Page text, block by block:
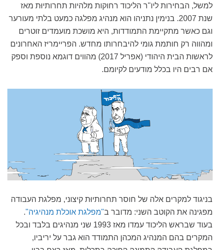
למשל, הבחירות ליו"ר הליכוד רחוקות מלהיות תחרותיוּת מאז
שנת 2007. בנימין נתניהו הוא מנהיג מפלגה כמעט בלתי מעורער
וגם כאשר מתקיימת התמודדות, היא מושכת מועמדים זוטרים
ומהווה רק חותמת גומי להיבחרותו מחדש. הפריימריז האחרונים
לראשות הבית היהודי (אפריל 2017) מהווים דוגמא נוספת וספק
אם רבים היו בכלל מודעים לקיומם.
בניגוד למקרים אלה של חוסר תחרותיוּת קיצוני, מפלגת העבודה
מפגינה את הקוטב השני: מדובר ב"מפלגת אוכלת מנהיגיה".
בעוד שבראש הליכוד עמדו מאז 1993 שני מנהיגים בלבד ובכל
המקרים בהם המנהיג המכהן התמודד הוא גבר על יריביו,